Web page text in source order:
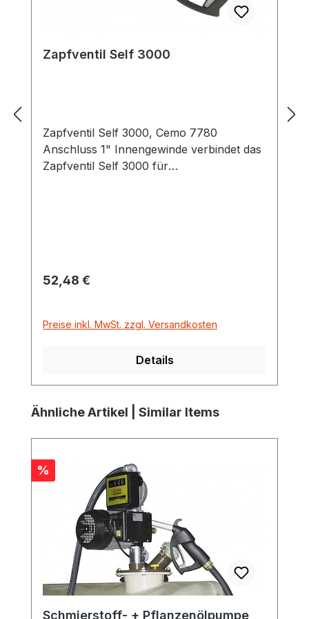
Zapfventil Self 3000
Zapfventil Self 3000, Cemo 7780
Anschluss 1" Innengewinde verbindet das
Zapfventil Self 3000 für
Regulärer Preis:
52,48 €
Preise inkl. MwSt. zzgl. Versandkosten
Details
Produktgalerie überspringen
Ähnliche Artikel | Similar Items
Rabatt
%
Schmierstoff- + Pflanzenölpumpe